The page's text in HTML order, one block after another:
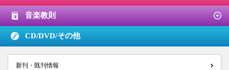
音楽教則
CD/DVD/その他
新刊・既刊情報